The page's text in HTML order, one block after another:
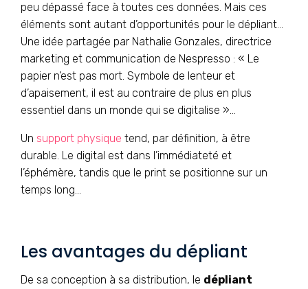
peu dépassé face à toutes ces données. Mais ces
éléments sont autant d’opportunités pour le dépliant…
Une idée partagée par Nathalie Gonzales, directrice
marketing et communication de Nespresso : « Le
papier n’est pas mort. Symbole de lenteur et
d’apaisement, il est au contraire de plus en plus
essentiel dans un monde qui se digitalise »…
Un support physique tend, par définition, à être
durable. Le digital est dans l’immédiateté et
l’éphémère, tandis que le print se positionne sur un
temps long…
Les avantages du dépliant
De sa conception à sa distribution, le dépliant